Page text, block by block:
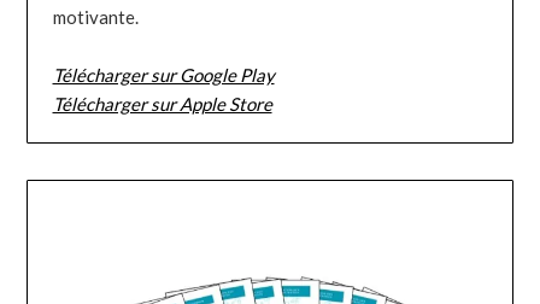
motivante.
Télécharger sur Google Play
Télécharger sur Apple Store